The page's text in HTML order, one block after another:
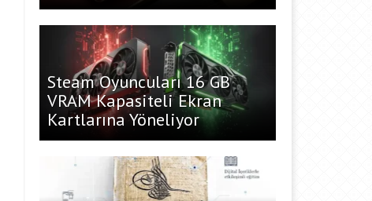
Steam Oyuncuları 16 GB
VRAM Kapasiteli Ekran
Kartlarına Yöneliyor